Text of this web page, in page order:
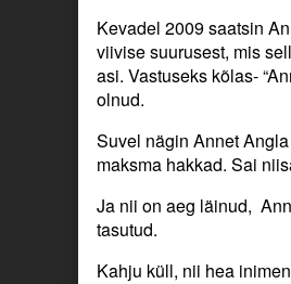
Kevadel 2009 saatsin
viivise suurusest, mis
asi. Vastuseks kõlas-
olnud.
Suvel nägin Annet
maksma hakkad. Sai
Ja nii on aeg läinud,
tasutud.
Kahju küll, nii hea